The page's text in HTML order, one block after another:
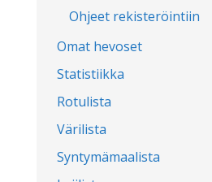
Ohjeet rekisteröintiin
Omat hevoset
Statistiikka
Rotulista
Värilista
Syntymämaalista